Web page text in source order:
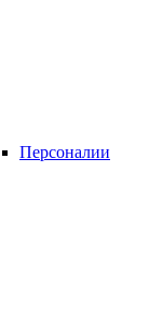
Персоналии